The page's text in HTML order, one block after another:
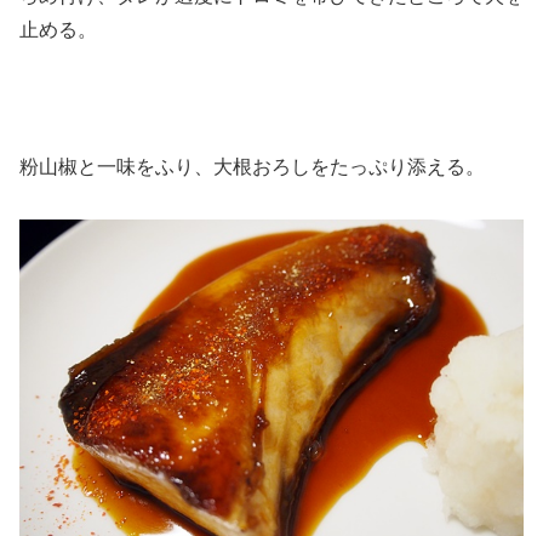
止める。
粉山椒と一味をふり、大根おろしをたっぷり添える。